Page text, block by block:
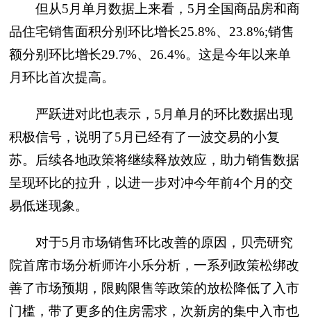
但从5月单月数据上来看，5月全国商品房和商
品住宅销售面积分别环比增长25.8%、23.8%;销售
额分别环比增长29.7%、26.4%。这是今年以来单
月环比首次提高。
严跃进对此也表示，5月单月的环比数据出现
积极信号，说明了5月已经有了一波交易的小复
苏。后续各地政策将继续释放效应，助力销售数据
呈现环比的拉升，以进一步对冲今年前4个月的交
易低迷现象。
对于5月市场销售环比改善的原因，贝壳研究
院首席市场分析师许小乐分析，一系列政策松绑改
善了市场预期，限购限售等政策的放松降低了入市
门槛，带了更多的住房需求，次新房的集中入市也